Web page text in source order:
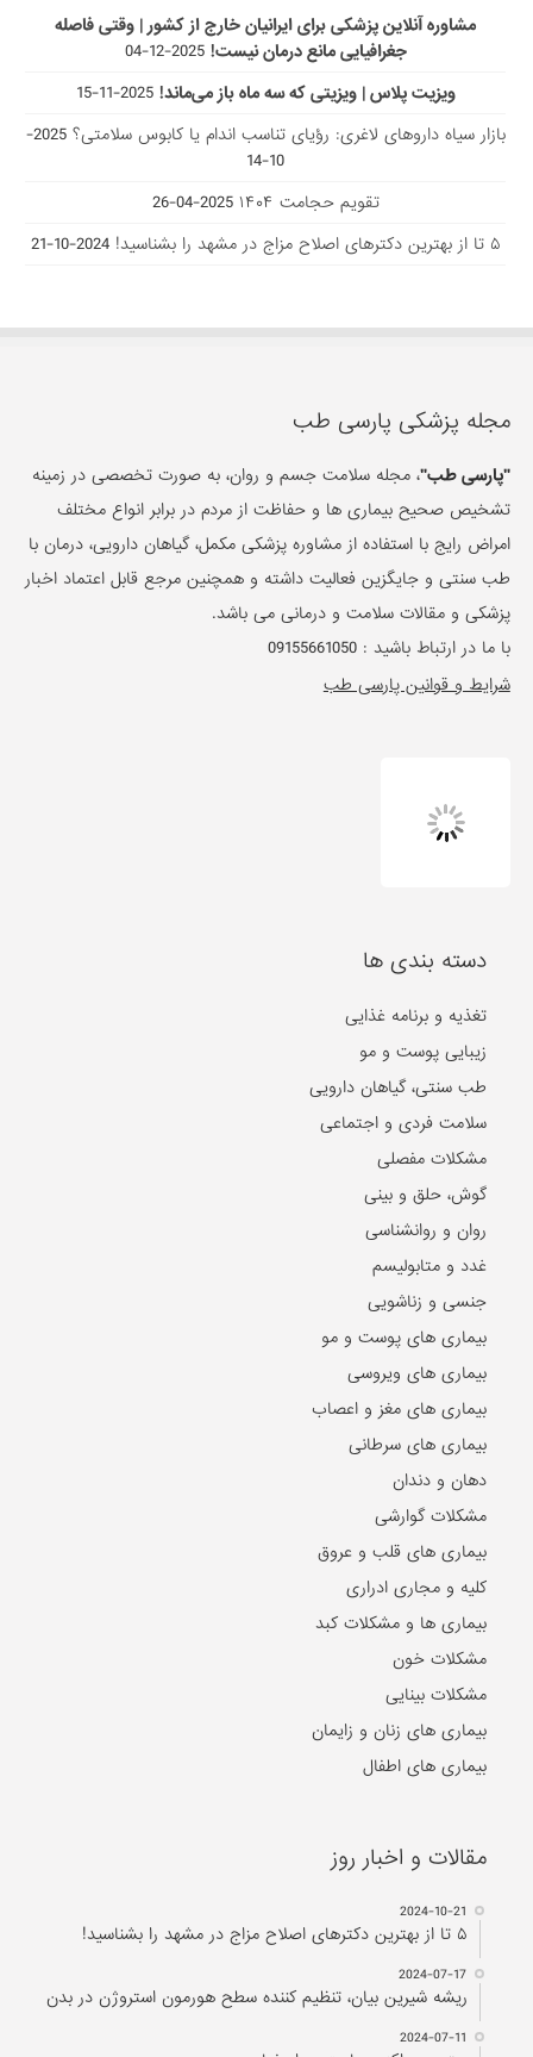
بازار سیاه داروهای لاغری: رؤیای تناسب اندام یا کابوس سلامتی؟
10-14
تقویم حجامت ۱۴۰۴
2025-04-26
۵ تا از بهترین دکتر‌های اصلاح مزاج در مشهد را بشناسید!
2024-10-21
امراض رایج با استفاده از مشاوره پزشکی مکمل، گیاهان دارویی، درمان با
طب سنتی و جایگزین فعالیت داشته و همچنین مرجع قابل اعتماد اخبار
پزشکی و مقالات سلامت و درمانی می باشد.
با ما در ارتباط باشید :09155661050
شرایط و قوانین پارسی طب
دسته بندی ها
طب سنتی، گیاهان دارویی
سلامت فردی و اجتماعی
مشکلات مفصلی
گوش، حلق و بینی
روان و روانشناسی
غدد و متابولیسم
جنسی و زناشویی
بیماری های پوست و مو
بیماری های ویروسی
بیماری های مغز و اعصاب
بیماری های سرطانی
دهان و دندان
مشکلات گوارشی
بیماری های قلب و عروق
کلیه و مجاری ادراری
بیماری ها و مشکلات کبد
مشکلات خون
مشکلات بینایی
بیماری های زنان و زایمان
بیماری های اطفال
مقالات و اخبار روز
2024-07-17
2024-07-11
بهترین مراکز حجامت در اصفهان
2023-12-18
درمان سریع دمودکس با روغن درخت چای